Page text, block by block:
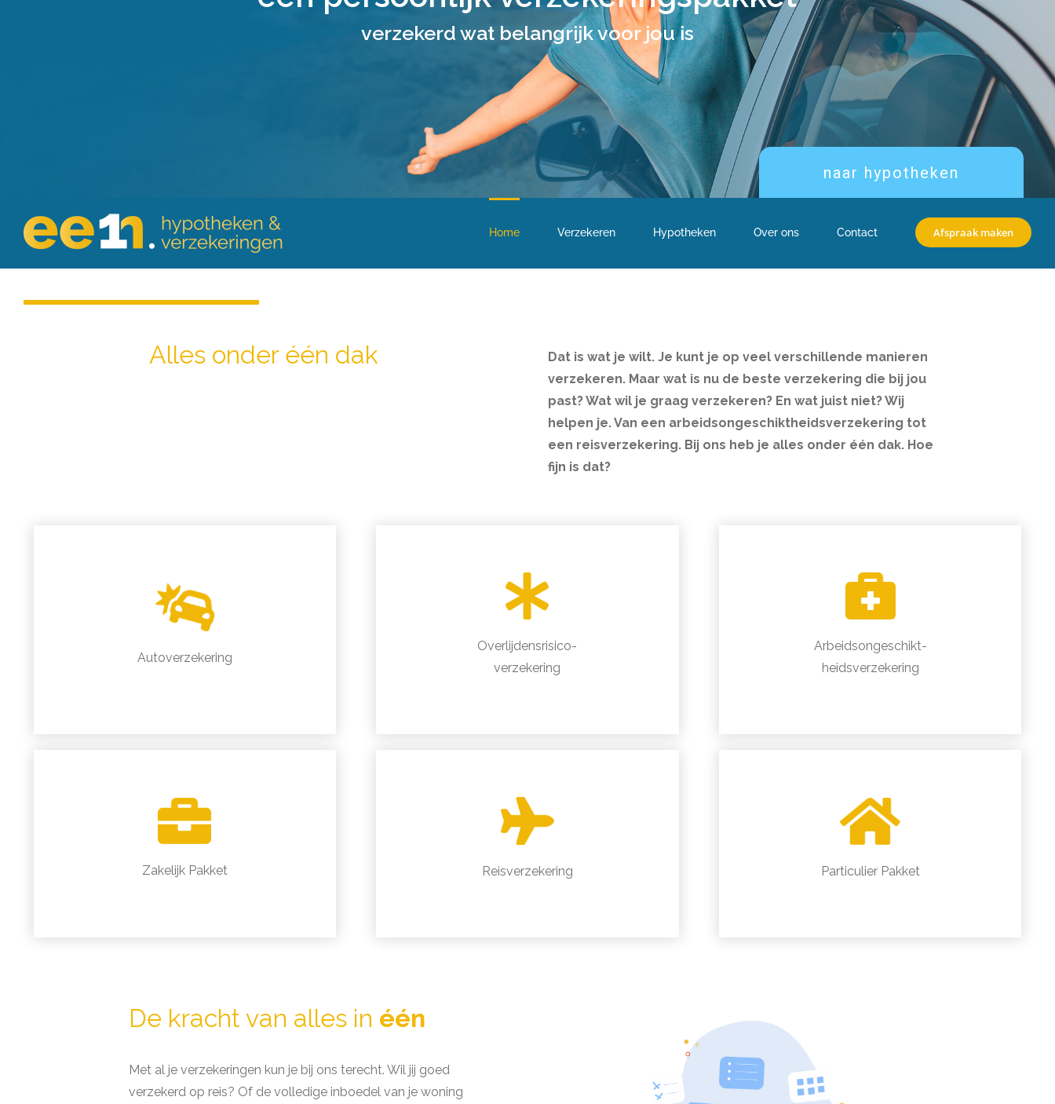
verzekerd wat belangrijk voor jou is
naar hypotheken
Home Verzekeren Hypotheken Over ons Contact Afspraak maken
Alles onder één dak
Dat is wat je wilt. Je kunt je op veel verschillende manieren
verzekeren. Maar wat is nu de beste verzekering die bij jou
past? Wat wil je graag verzekeren? En wat juist niet? Wij
helpen je. Van een arbeidsongeschiktheidsverzekering tot
een reisverzekering. Bij ons heb je alles onder één dak. Hoe
fijn is dat?
Autoverzekering
Overlijdensrisico-
verzekering
Arbeidsongeschikt-
heidsverzekering
Zakelijk Pakket Reisverzekering Particulier Pakket
De kracht van alles in één
Met al je verzekeringen kun je bij ons terecht. Wil jij goed
verzekerd op reis? Of de volledige inboedel van je woning